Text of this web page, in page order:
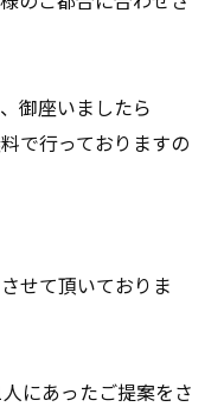
御座いましたら
で行っておりますの
せて頂いておりま
にあったご提案をさ